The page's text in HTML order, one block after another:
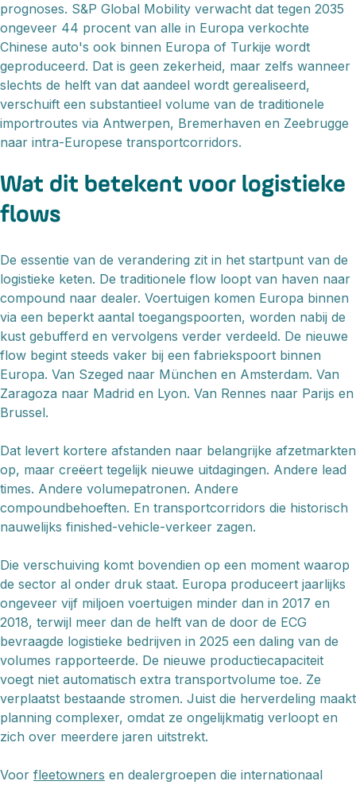
prognoses. S&P Global Mobility verwacht dat tegen 2035
ongeveer 44 procent van alle in Europa verkochte
Chinese auto's ook binnen Europa of Turkije wordt
geproduceerd. Dat is geen zekerheid, maar zelfs wanneer
slechts de helft van dat aandeel wordt gerealiseerd,
verschuift een substantieel volume van de traditionele
importroutes via Antwerpen, Bremerhaven en Zeebrugge
naar intra-Europese transportcorridors.
Wat dit betekent voor logistieke
flows
De essentie van de verandering zit in het startpunt van de
logistieke keten. De traditionele flow loopt van haven naar
compound naar dealer. Voertuigen komen Europa binnen
via een beperkt aantal toegangspoorten, worden nabij de
kust gebufferd en vervolgens verder verdeeld. De nieuwe
flow begint steeds vaker bij een fabriekspoort binnen
Europa. Van Szeged naar München en Amsterdam. Van
Zaragoza naar Madrid en Lyon. Van Rennes naar Parijs en
Brussel.
Dat levert kortere afstanden naar belangrijke afzetmarkten
op, maar creëert tegelijk nieuwe uitdagingen. Andere lead
times. Andere volumepatronen. Andere
compoundbehoeften. En transportcorridors die historisch
nauwelijks finished-vehicle-verkeer zagen.
Die verschuiving komt bovendien op een moment waarop
de sector al onder druk staat. Europa produceert jaarlijks
ongeveer vijf miljoen voertuigen minder dan in 2017 en
2018, terwijl meer dan de helft van de door de ECG
bevraagde logistieke bedrijven in 2025 een daling van de
volumes rapporteerde. De nieuwe productiecapaciteit
voegt niet automatisch extra transportvolume toe. Ze
verplaatst bestaande stromen. Juist die herverdeling maakt
planning complexer, omdat ze ongelijkmatig verloopt en
zich over meerdere jaren uitstrekt.
Voor fleetowners en dealergroepen die internationaal